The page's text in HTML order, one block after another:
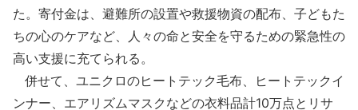
た。寄付金は、避難所の設置や救援物資の配布、子どもた
ちの心のケアなど、人々の命と安全を守るための緊急性の
高い支援に充てられる。
併せて、ユニクロのヒートテック毛布、ヒートテックイ
ンナー、エアリズムマスクなどの衣料品計10万点とリサ